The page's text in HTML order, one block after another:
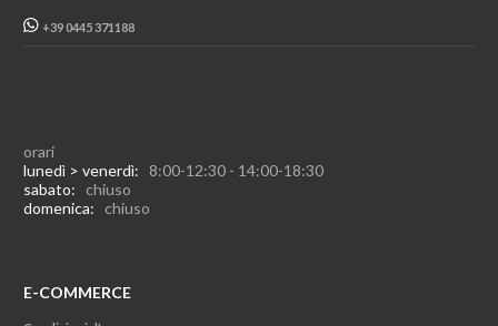
+39 0445 371188
orari
lunedì > venerdì: 8:00-12:30 - 14:00-18:30
sabato: chiuso
domenica: chiuso
E-COMMERCE